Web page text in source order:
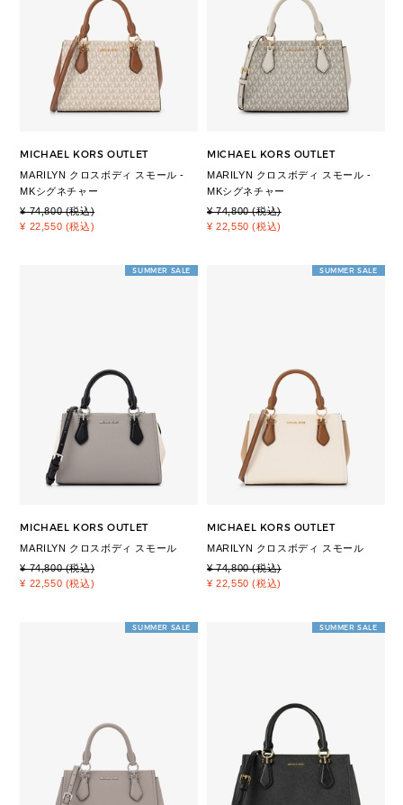
MICHAEL KORS OUTLET
MARILYN クロスボディ スモール -
MKシグネチャー
¥ 74,800 (税込)
¥ 22,550 (税込)
MICHAEL KORS OUTLET
MARILYN クロスボディ スモール -
MKシグネチャー
¥ 74,800 (税込)
¥ 22,550 (税込)
SUMMER SALE
MICHAEL KORS OUTLET
MARILYN クロスボディ スモール
¥ 74,800 (税込)
¥ 22,550 (税込)
SUMMER SALE
MICHAEL KORS OUTLET
MARILYN クロスボディ スモール
¥ 74,800 (税込)
¥ 22,550 (税込)
SUMMER SALE SUMMER SALE